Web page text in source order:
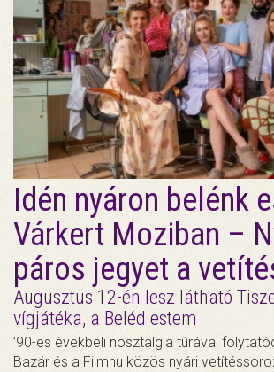
Idén nyáron belénk
Várkert Moziban –
páros jegyet a
Augusztus 12-én lesz látható
vígjátéka, a Beléd estem
’90-es évekbeli nosztalgia túrával
Bazár és a Filmhu közös nyári